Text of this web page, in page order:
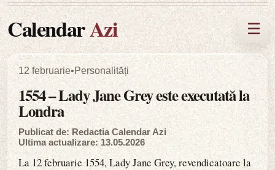
CalendarAzi ☰
12 februarie•Personalități
1554 – Lady Jane Grey este executată la
Londra
Publicat de: Redactia Calendar Azi
Ultima actualizare: 13.05.2026
La 12 februarie 1554, Lady Jane Grey, revendicatoare la